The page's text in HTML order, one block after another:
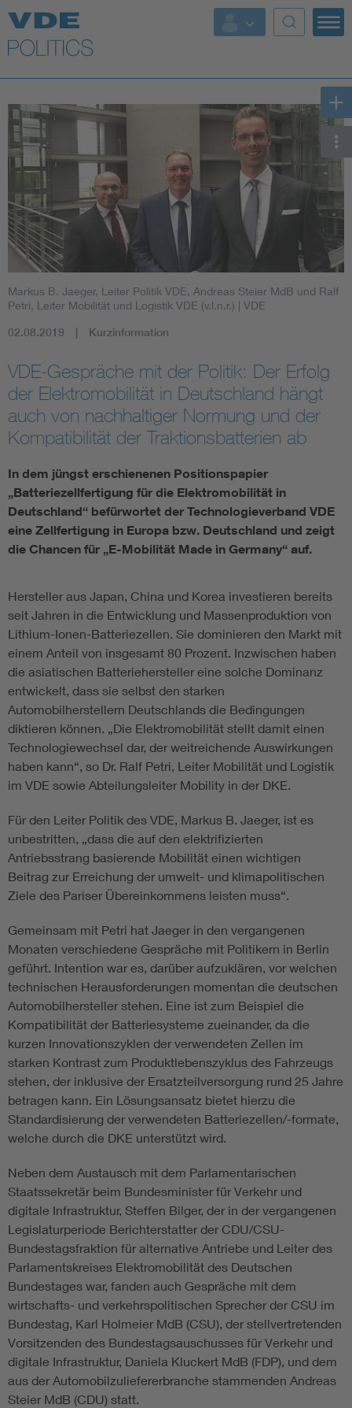
Top Themen
Fokusthemen
Energy
AI & Digital Trust
Health
Mobility
Standards
Weitere Themen
Assisted Living
Electromobility
Energy efficiency
Energy storage
Functional safety
Markus B. Jaeger, Leiter Politik VDE, Andreas Steier MdB und Ralf
Petri, Leiter Mobilität und Logistik VDE (v.l.n.r.) | VDE
02.08.2019 Kurzinformation
VDE-Gespräche mit der Politik: Der Erfolg
der Elektromobilität in Deutschland hängt
auch von nachhaltiger Normung und der
Kompatibilität der Traktionsbatterien ab
In dem jüngst erschienenen Positionspapier
„Batteriezellfertigung für die Elektromobilität in
Deutschland“ befürwortet der Technologieverband VDE
eine Zellfertigung in Europa bzw. Deutschland und zeigt
die Chancen für „E-Mobilität Made in Germany“ auf.
Hersteller aus Japan, China und Korea investieren bereits
seit Jahren in die Entwicklung und Massenproduktion von
Lithium-Ionen-Batteriezellen. Sie dominieren den Markt mit
einem Anteil von insgesamt 80 Prozent. Inzwischen haben
die asiatischen Batteriehersteller eine solche Dominanz
entwickelt, dass sie selbst den starken
Automobilherstellern Deutschlands die Bedingungen
diktieren können. „Die Elektromobilität stellt damit einen
Technologiewechsel dar, der weitreichende Auswirkungen
haben kann“, so Dr. Ralf Petri, Leiter Mobilität und Logistik
im VDE sowie Abteilungsleiter Mobility in der DKE.
Für den Leiter Politik des VDE, Markus B. Jaeger, ist es
unbestritten, „dass die auf den elektrifizierten
Antriebsstrang basierende Mobilität einen wichtigen
Beitrag zur Erreichung der umwelt- und klimapolitischen
Ziele des Pariser Übereinkommens leisten muss“.
Gemeinsam mit Petri hat Jaeger in den vergangenen
Monaten verschiedene Gespräche mit Politikern in Berlin
geführt. Intention war es, darüber aufzuklären, vor welchen
technischen Herausforderungen momentan die deutschen
Automobilhersteller stehen. Eine ist zum Beispiel die
Kompatibilität der Batteriesysteme zueinander, da die
kurzen Innovationszyklen der verwendeten Zellen im
starken Kontrast zum Produktlebenszyklus des Fahrzeugs
stehen, der inklusive der Ersatzteilversorgung rund 25 Jahre
betragen kann. Ein Lösungsansatz bietet hierzu die
Standardisierung der verwendeten Batteriezellen/-formate,
welche durch die DKE unterstützt wird.
Neben dem Austausch mit dem Parlamentarischen
Staatssekretär beim Bundesminister für Verkehr und
digitale Infrastruktur, Steffen Bilger, der in der vergangenen
Legislaturperiode Berichterstatter der CDU/CSU-
Bundestagsfraktion für alternative Antriebe und Leiter des
Parlamentskreises Elektromobilität des Deutschen
Bundestages war, fanden auch Gespräche mit dem
wirtschafts- und verkehrspolitischen Sprecher der CSU im
Bundestag, Karl Holmeier MdB (CSU), der stellvertretenden
Vorsitzenden des Bundestagsauschusses für Verkehr und
digitale Infrastruktur, Daniela Kluckert MdB (FDP), und dem
aus der Automobilzuliefererbranche stammenden Andreas
Steier MdB (CDU) statt.